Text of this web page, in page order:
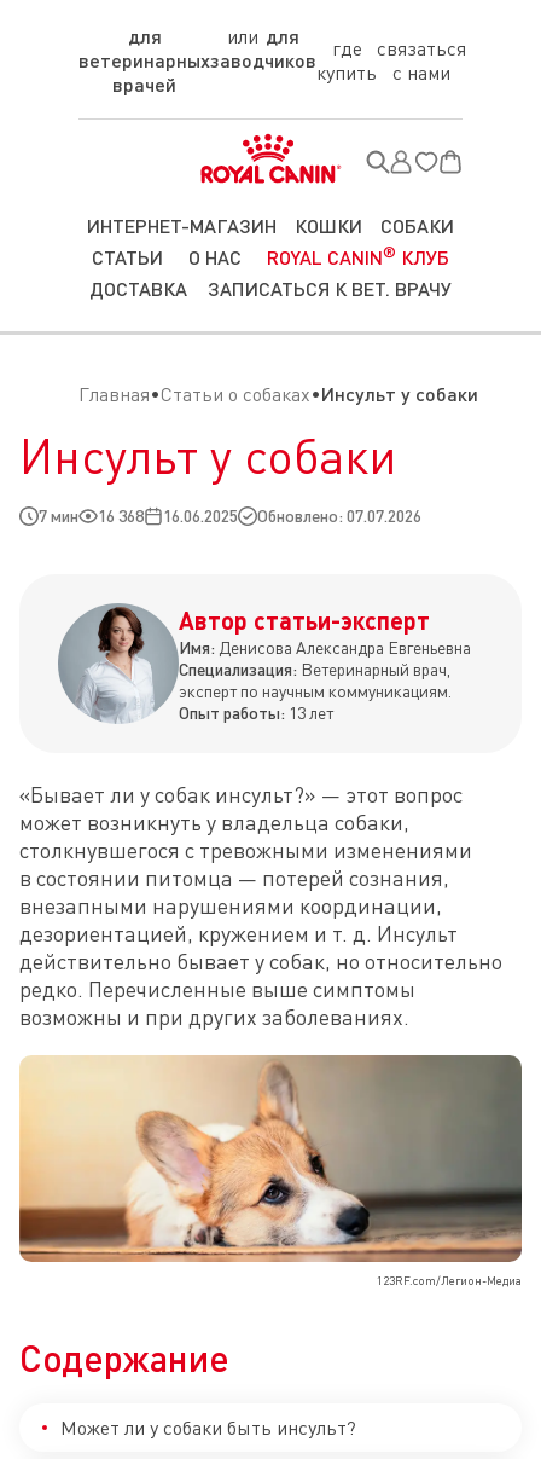
для
ветеринарных
врачей
для
заводчиков
где
купить
связаться
с нами
ИНТЕРНЕТ-МАГАЗИН КОШКИ
СОБАКИ
СТАТЬИ
О НАС ROYAL CANIN® КЛУБ
ДОСТАВКА
ЗАПИСАТЬСЯ К ВЕТ. ВРАЧУ
Главная Статьи о собаках Инсульт у собаки
Инсульт у собаки
7 мин 16 368 16.06.2025 Обновлено: 07.07.2026
Автор статьи-эксперт
Имя: Денисова Александра Евгеньевна
Специализация: Ветеринарный врач,
эксперт по научным коммуникациям.
Опыт работы: 13 лет
«Бывает ли у собак инсульт?» — этот вопрос
может возникнуть у владельца собаки,
столкнувшегося с тревожными изменениями
в состоянии питомца — потерей сознания,
внезапными нарушениями координации,
дезориентацией, кружением и т. д. Инсульт
действительно бывает у собак, но относительно
редко. Перечисленные выше симптомы
возможны и при других заболеваниях.
123RF.com/Легион-Медиа
Содержание
Может ли у собаки быть инсульт?